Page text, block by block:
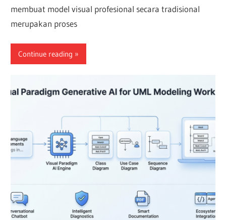
membuat model visual profesional secara tradisional
merupakan proses
Continue reading